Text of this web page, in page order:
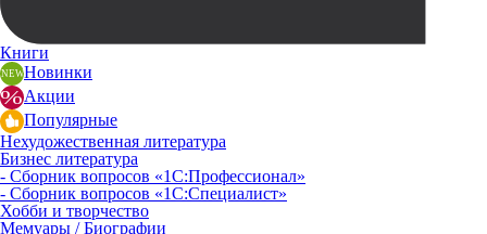
Книги
Новинки
Акции
Популярные
Нехудожественная литература
Бизнес литература
- Сборник вопросов «1С:Профессионал»
- Сборник вопросов «1С:Специалист»
Хобби и творчество
Мемуары / Биографии